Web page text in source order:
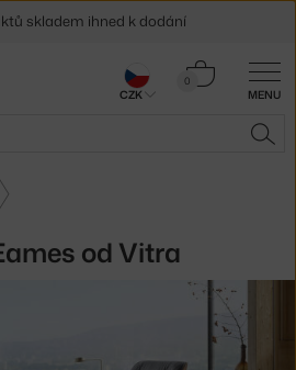
MENU
0
Košík
od Vitra
skladem ihned k dodání
na vrácení zbožíCZK